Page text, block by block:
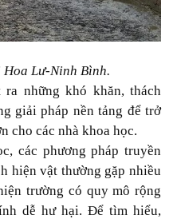
Lư-Ninh Bình.
những khó khăn, thách
giải pháp nền tảng để trở
cho các nhà khoa học.
các phương pháp truyền
hiện vật thường gặp nhiều
trường có quy mô rộng
dễ hư hại. Để tìm hiểu,